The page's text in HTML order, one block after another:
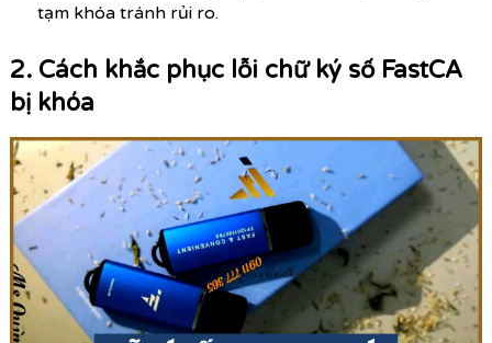
tạm khóa tránh rủi ro.
2. Cách khắc phục lỗi chữ ký số FastCA
bị khóa